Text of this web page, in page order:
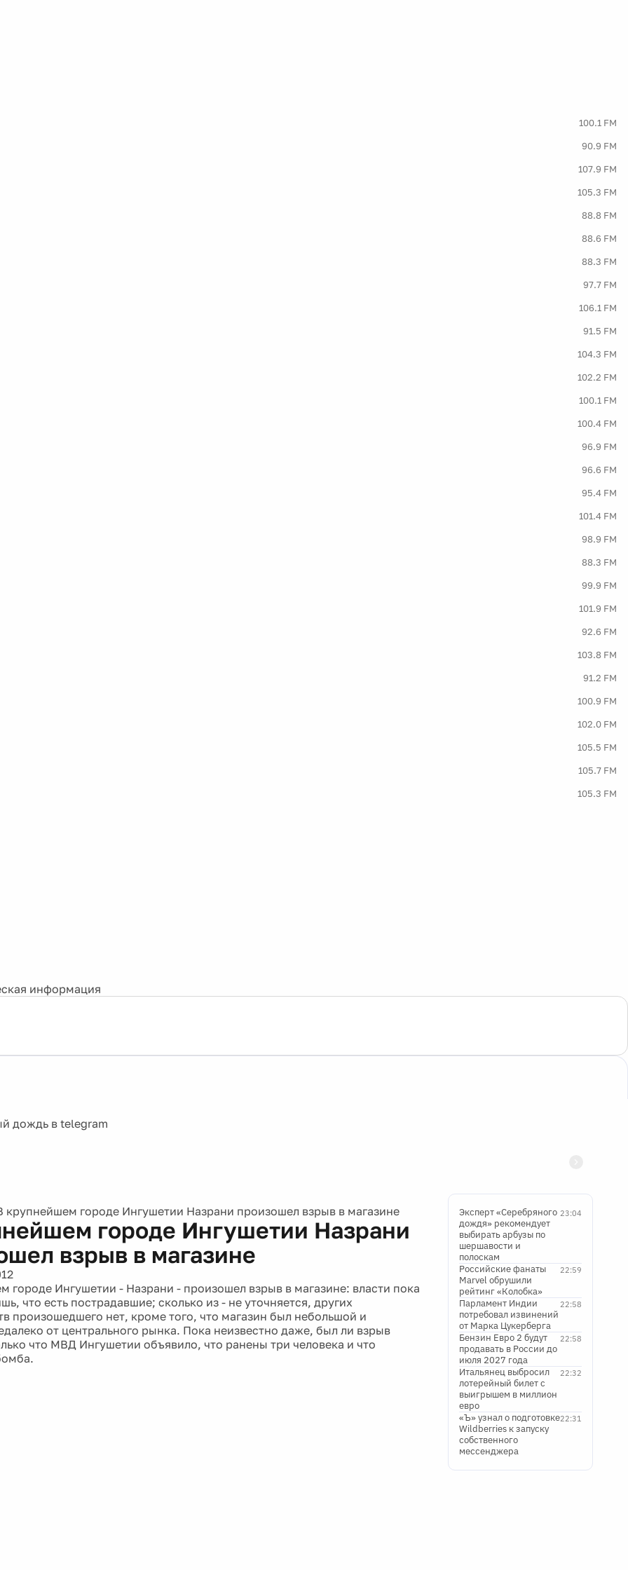
100.1 FM
90.9 FM
107.9 FM
105.3 FM
88.8 FM
88.6 FM
88.3 FM
97.7 FM
106.1 FM
91.5 FM
104.3 FM
102.2 FM
100.1 FM
100.4 FM
96.9 FM
96.6 FM
95.4 FM
101.4 FM
98.9 FM
88.3 FM
99.9 FM
101.9 FM
92.6 FM
103.8 FM
91.2 FM
100.9 FM
102.0 FM
105.5 FM
105.7 FM
105.3 FM
информация
крупнейшем городе Ингушетии Назрани произошел взрыв в магазине
городе Ингушетии Назрани
взрыв в магазине
городе Ингушетии - Назрани - произошел взрыв в магазине: власти пока
что есть пострадавшие; сколько из - не уточняется, других
произошедшего нет, кроме того, что магазин был небольшой и
от центрального рынка. Пока неизвестно даже, был ли взрыв
что МВД Ингушетии объявило, что ранены три человека и что
23:04
Эксперт «Серебряного
дождя» рекомендует
выбирать арбузы по
шершавости и
полоскам
22:59
Российские фанаты
Marvel обрушили
рейтинг «Колобка»
22:58
Парламент Индии
потребовал извинений
от Марка Цукерберга
22:58
Бензин Евро 2 будут
продавать в России до
июля 2027 года
22:32
Итальянец выбросил
лотерейный билет с
выигрышем в миллион
евро
22:31
«Ъ» узнал о подготовке
Wildberries к запуску
собственного
мессенджера